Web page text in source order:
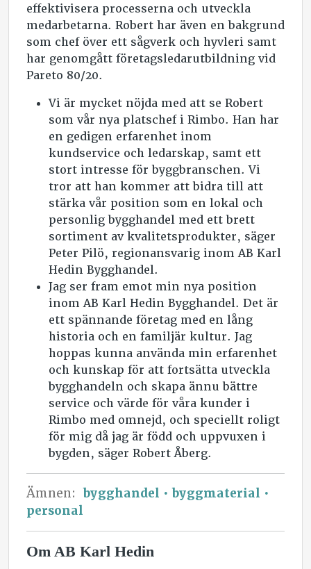
effektivisera processerna och utveckla
medarbetarna. Robert har även en bakgrund
som chef över ett sågverk och hyvleri samt
har genomgått företagsledarutbildning vid
Pareto 80/20.
Vi är mycket nöjda med att se Robert
som vår nya platschef i Rimbo. Han har
en gedigen erfarenhet inom
kundservice och ledarskap, samt ett
stort intresse för byggbranschen. Vi
tror att han kommer att bidra till att
stärka vår position som en lokal och
personlig bygghandel med ett brett
sortiment av kvalitetsprodukter, säger
Peter Pilö, regionansvarig inom AB Karl
Hedin Bygghandel.
Jag ser fram emot min nya position
inom AB Karl Hedin Bygghandel. Det är
ett spännande företag med en lång
historia och en familjär kultur. Jag
hoppas kunna använda min erfarenhet
och kunskap för att fortsätta utveckla
bygghandeln och skapa ännu bättre
service och värde för våra kunder i
Rimbo med omnejd, och speciellt roligt
för mig då jag är född och uppvuxen i
bygden, säger Robert Åberg.
Ämnen: bygghandel
byggmaterial
personal
Om AB Karl Hedin